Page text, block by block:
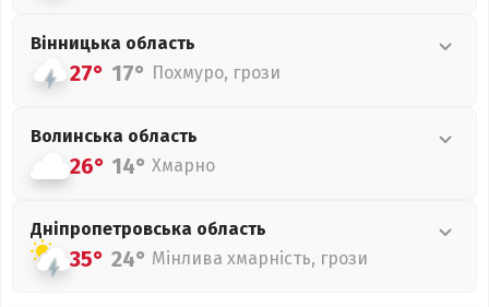
Вінницька область
27° 17° Похмуро, грози
Волинська область
26° 14° Хмарно
Дніпропетровська область
35° 24° Мінлива хмарність, грози